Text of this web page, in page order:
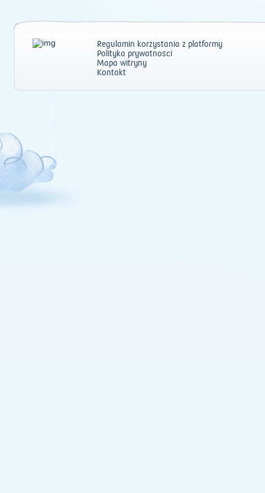
Regulamin korzystania z platformy
Polityka prywatności
Mapa witryny
Kontakt